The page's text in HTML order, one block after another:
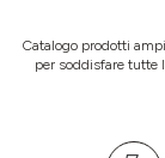
Catalogo prodotti
per soddisfare tutte